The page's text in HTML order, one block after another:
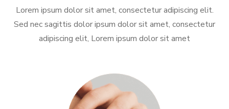
Lorem ipsum dolor sit amet, consectetur adipiscing elit.
Sed nec sagittis dolor ipsum dolor sit amet, consectetur
adipiscing elit, Lorem ipsum dolor sit amet